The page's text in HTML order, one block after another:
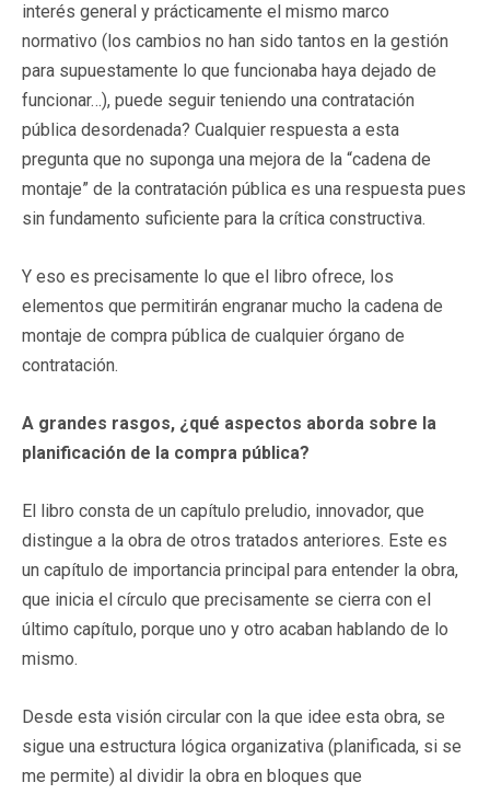
interés general y prácticamente el mismo marco
normativo (los cambios no han sido tantos en la gestión
para supuestamente lo que funcionaba haya dejado de
funcionar…), puede seguir teniendo una contratación
pública desordenada? Cualquier respuesta a esta
pregunta que no suponga una mejora de la “cadena de
montaje” de la contratación pública es una respuesta pues
sin fundamento suficiente para la crítica constructiva.
Y eso es precisamente lo que el libro ofrece, los
elementos que permitirán engranar mucho la cadena de
montaje de compra pública de cualquier órgano de
contratación.
A grandes rasgos, ¿qué aspectos aborda sobre la
planificación de la compra pública?
El libro consta de un capítulo preludio, innovador, que
distingue a la obra de otros tratados anteriores. Este es
un capítulo de importancia principal para entender la obra,
que inicia el círculo que precisamente se cierra con el
último capítulo, porque uno y otro acaban hablando de lo
mismo.
Desde esta visión circular con la que idee esta obra, se
sigue una estructura lógica organizativa (planificada, si se
me permite) al dividir la obra en bloques que